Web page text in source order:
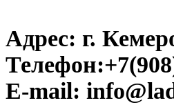
Адрес: г.
Телефон:
E-mail: